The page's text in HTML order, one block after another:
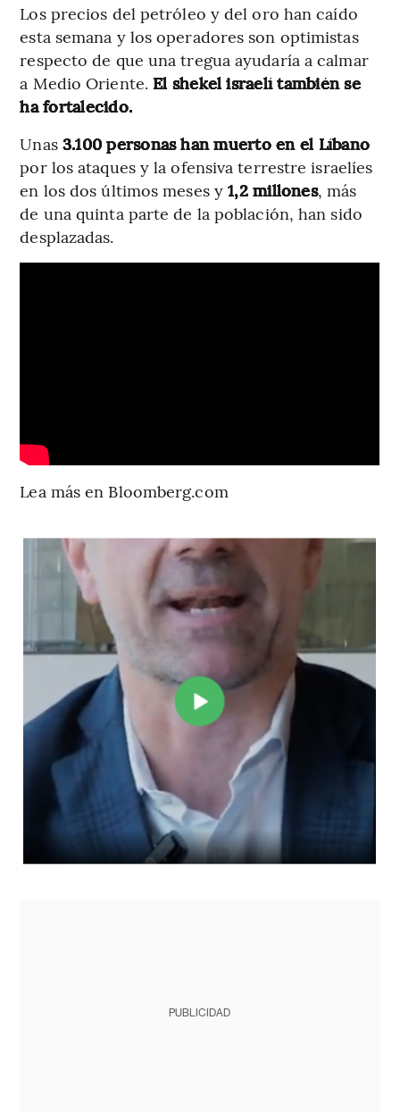
Los precios del petróleo y del oro han caído
esta semana y los operadores son optimistas
respecto de que una tregua ayudaría a calmar
a Medio Oriente. El shekel israelí también se
ha fortalecido.
Unas 3.100 personas han muerto en el Líbano
por los ataques y la ofensiva terrestre israelíes
en los dos últimos meses y1,2 millones, más
de una quinta parte de la población, han sido
desplazadas.
Lea más en Bloomberg.com
PUBLICIDAD